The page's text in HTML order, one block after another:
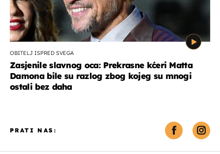
OBITELJ ISPRED SVEGA
Zasjenile slavnog oca: Prekrasne kćeri Matta
Damona bile su razlog zbog kojeg su mnogi
ostali bez daha
PRATI NAS: